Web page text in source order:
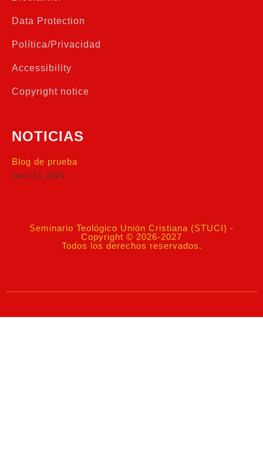
Data Protection
Política/Privacidad
Accessibility
Copyright notice
NOTICIAS
Blog de prueba
June 13, 2024
Seminario Teológico Unión Cristiana (STUCI) -
Copyright © 2026-2027
Todos los derechos reservados.